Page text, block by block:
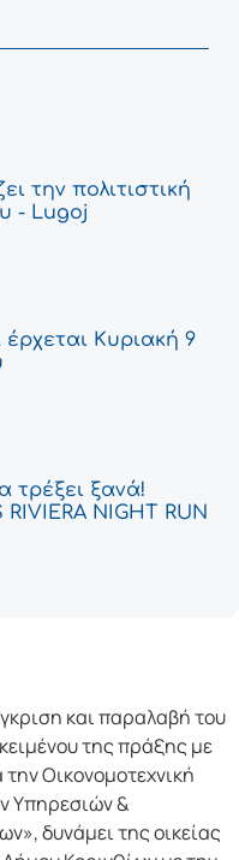
την πολιτιστική
- Lugoj
Κυριακή 9
τρέξει ξανά!
NIGHT RUN
και παραλαβή του
της πράξης με
Οικονομοτεχνική
Υπηρεσιών &
δυνάμει της οικείας